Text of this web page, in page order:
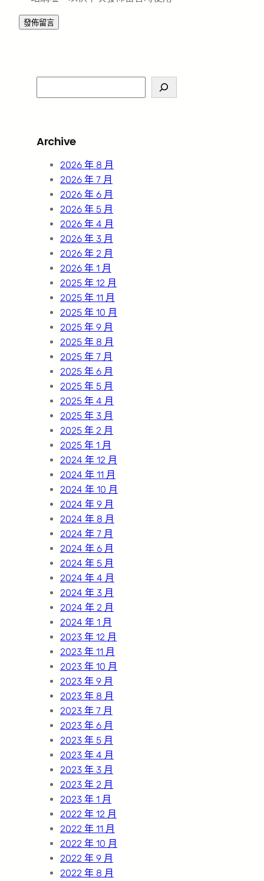
e
c
Archive
2026 年 8 月
2026 年 7 月
2026 年 6 月
2026 年 5 月
2026 年 4 月
2026 年 3 月
2026 年 2 月
2026 年 1 月
2025 年 12 月
2025 年 11 月
2025 年 10 月
2025 年 9 月
2025 年 8 月
2025 年 7 月
2025 年 6 月
2025 年 5 月
2025 年 4 月
2025 年 3 月
2025 年 2 月
2025 年 1 月
2024 年 12 月
2024 年 11 月
2024 年 10 月
2024 年 9 月
2024 年 8 月
2024 年 7 月
2024 年 6 月
2024 年 5 月
2024 年 4 月
2024 年 3 月
2024 年 2 月
2024 年 1 月
2023 年 12 月
2023 年 11 月
2023 年 10 月
2023 年 9 月
2023 年 8 月
2023 年 7 月
2023 年 6 月
2023 年 5 月
2023 年 4 月
2023 年 3 月
2023 年 2 月
2023 年 1 月
2022 年 12 月
2022 年 11 月
2022 年 10 月
2022 年 9 月
2022 年 8 月